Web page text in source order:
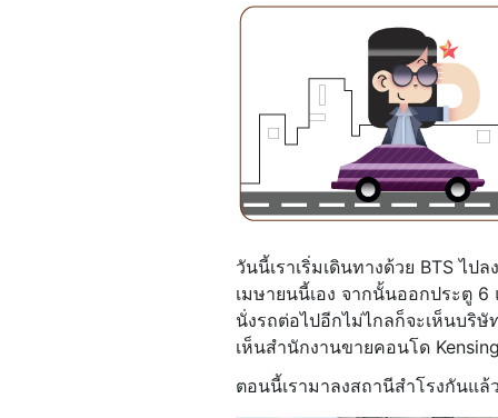
วันนี้เราเริ่มเดินทางด้วย BTS ไป
เมษายนนี้เอง จากนั้นออกประตู
นั่งรถต่อไปอีกไม่ไกลก็จะเห็นบริ
เห็นสำนักงานขายคอนโด
ตอนนี้เรามาลงสถานีสำโรงกันแ